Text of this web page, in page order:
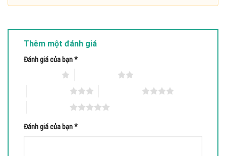
Thêm một đánh giá
Đánh giá của bạn*
Đánh giá của bạn*